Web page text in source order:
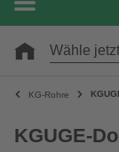
Wähle
KG-Rohre
KGUGE-